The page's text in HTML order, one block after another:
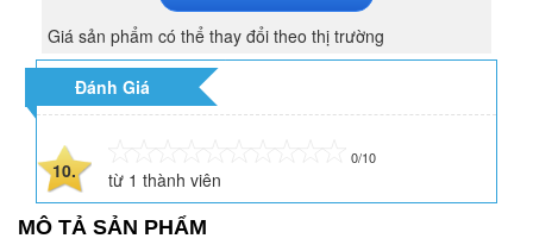
Giá sản phẩm có thể thay đổi theo thị trường
Đánh Giá
10.
0/10
từ 1 thành viên
MÔ TẢ SẢN PHẨM